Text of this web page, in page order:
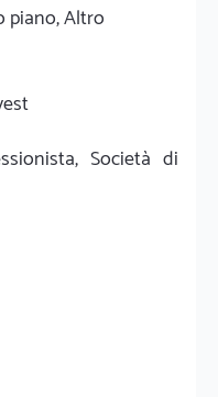
piano, Altro
Società di